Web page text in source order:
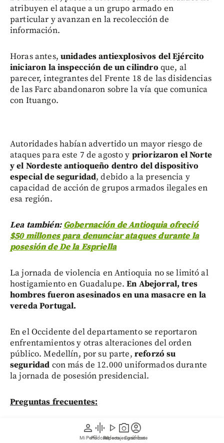
person
Mi Perfil
graphic_eq
Pódcast
play_arrow
Videos
photo_camera
Reportajes gráficos
account_circle
Suscríbete
atribuyen el ataque a un grupo armado en
particular y avanzan en la recolección de
información.
Horas antes, unidades antiexplosivos del Ejército
iniciaron la inspección de un cilindro que, al
parecer, integrantes del Frente 18 de las disidencias
de las Farc abandonaron sobre la vía que comunica
con Ituango.
Autoridades habían advertido un mayor riesgo de
ataques para este 7 de agosto y priorizaron el Norte
y el Nordeste antioqueño dentro del dispositivo
especial de seguridad, debido a la presencia y
capacidad de acción de grupos armados ilegales en
esa región.
Lea también:Gobernación de Antioquia ofreció
$50 millones para denunciar ataques durante la
posesión de De la Espriella
La jornada de violencia en Antioquia no se limitó al
hostigamiento en Guadalupe.En Abejorral, tres
hombres fueron asesinados en una masacre en la
vereda Portugal.
En el Occidente del departamento se reportaron
enfrentamientos y otras alteraciones del orden
público. Medellín, por su parte, reforzó su
seguridad con más de 12.000 uniformados durante
la jornada de posesión presidencial.
Preguntas frecuentes:
¿Qué ocurrió en la subestación